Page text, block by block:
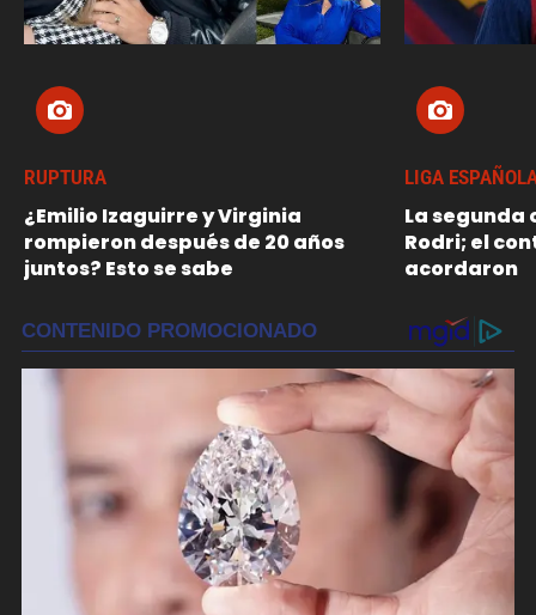
RUPTURA
¿Emilio Izaguirre y Virginia
rompieron después de 20 años
juntos? Esto se sabe
LIGA
La
Rodri; el
acordaron